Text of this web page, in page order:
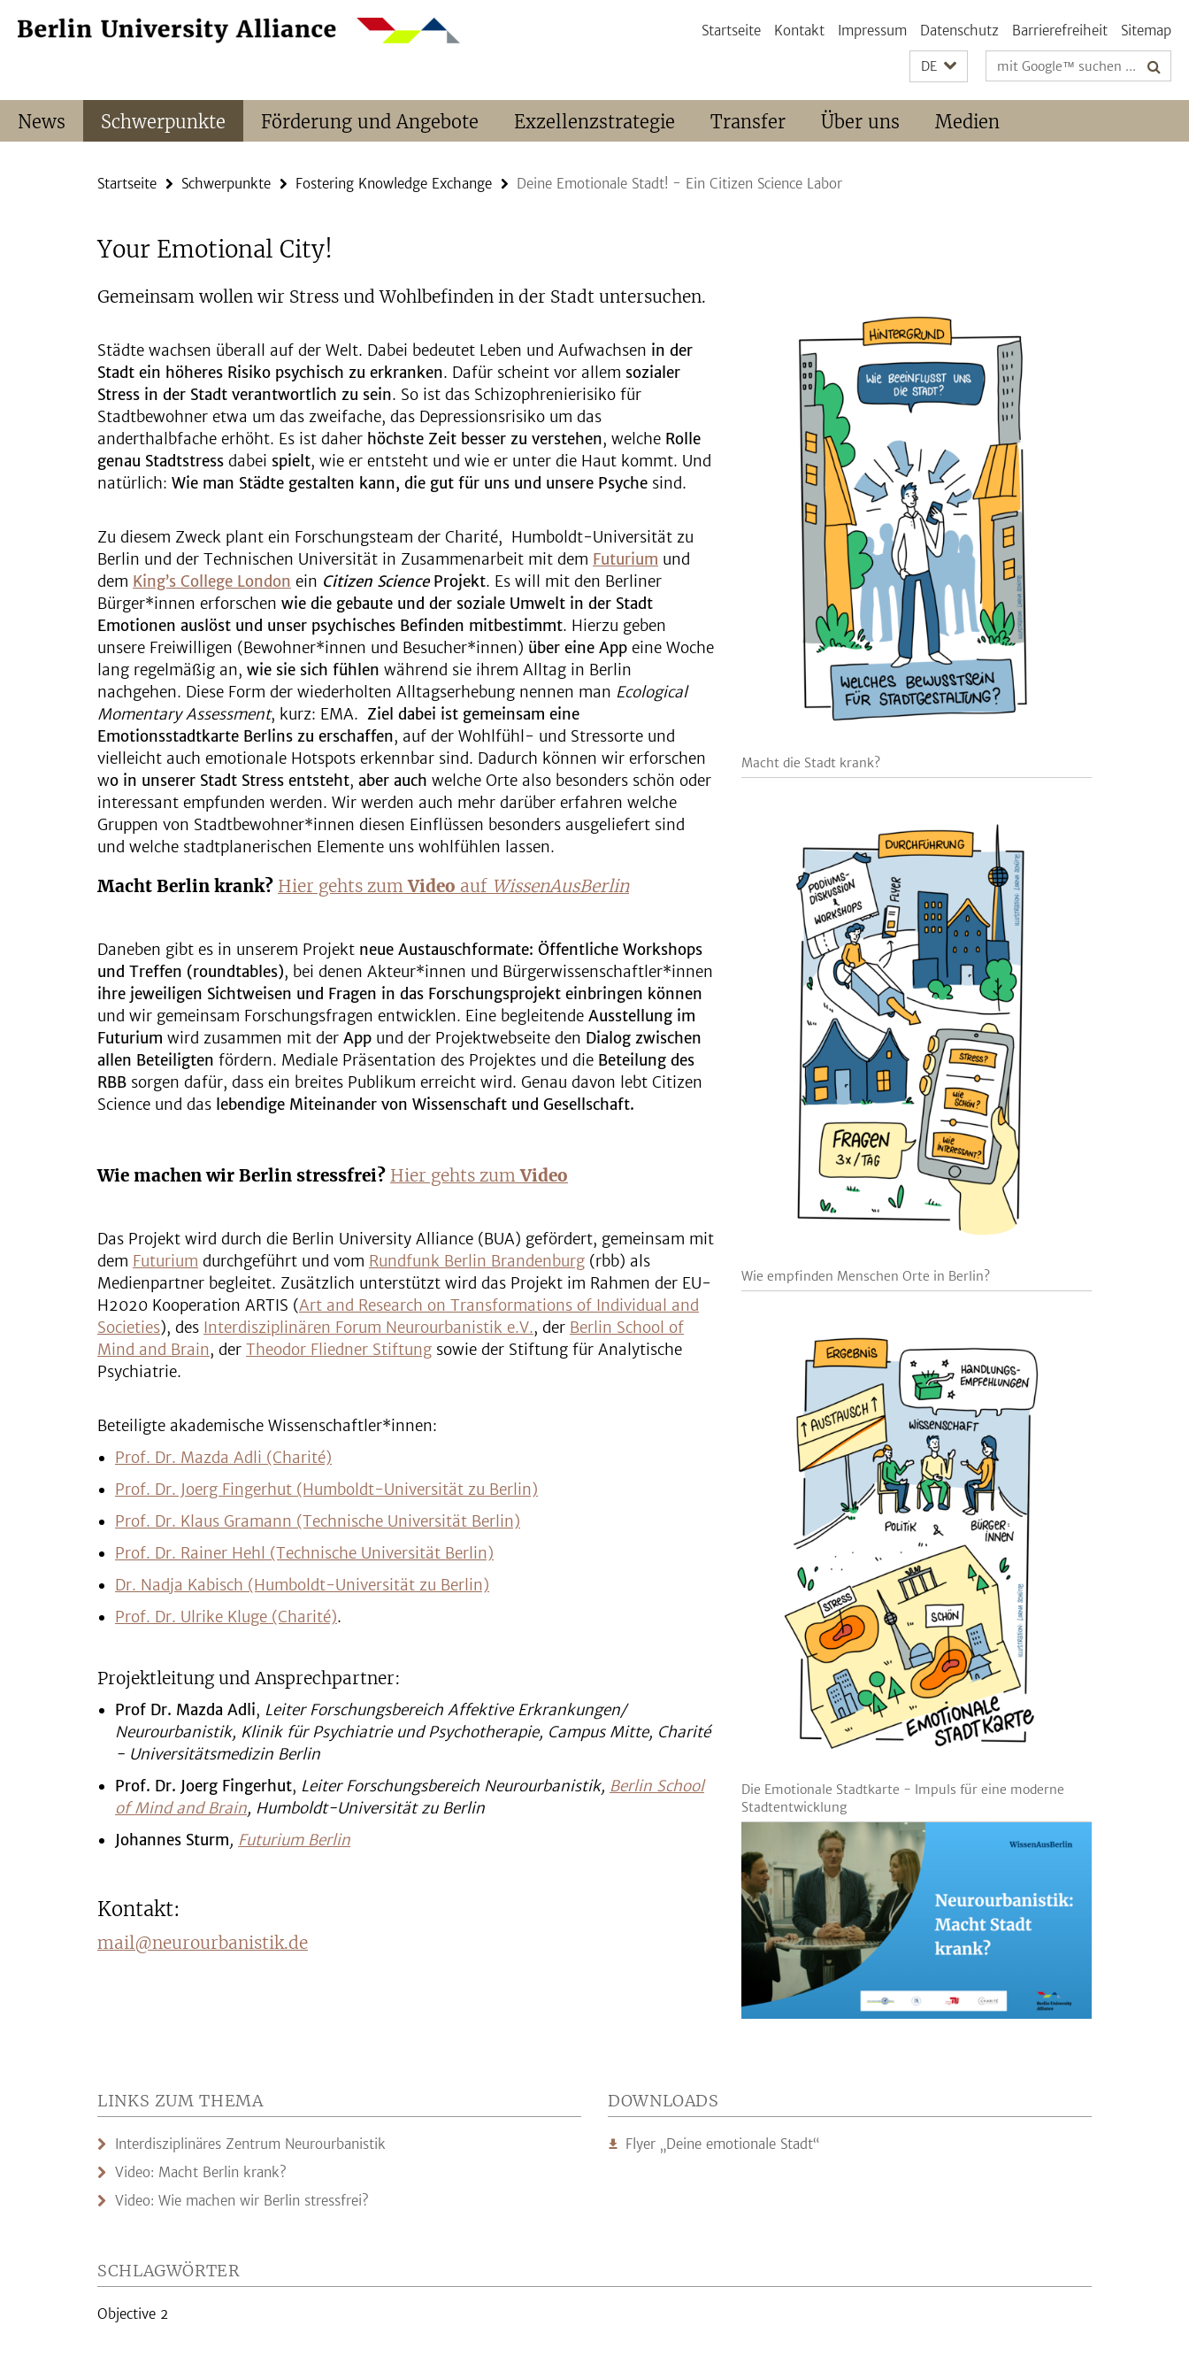
direkt
Service-
Startseite Kontakt Impressum Datenschutz Barrierefreiheit Sitemap
DE Suchbegriffe
News Schwerpunkte Förderung und Angebote Exzellenzstrategie Transfer Über uns Medien
Startseite Schwerpunkte Fostering Knowledge Exchange Deine Emotionale Stadt! - Ein Citizen Science Labor
Your Emotional City!
Macht die Stadt krank?
Wie empfinden Menschen Orte in Berlin?
Die Emotionale Stadtkarte - Impuls für eine moderne
Stadtentwicklung
Gemeinsam wollen wir Stress und Wohlbefinden in der Stadt untersuchen.
Städte wachsen überall auf der Welt. Dabei bedeutet Leben und Aufwachsen in der
Stadt ein höheres Risiko psychisch zu erkranken. Dafür scheint vor allem sozialer
Stress in der Stadt verantwortlich zu sein. So ist das Schizophrenierisiko für
Stadtbewohner etwa um das zweifache, das Depressionsrisiko um das
anderthalbfache erhöht. Es ist daher höchste Zeit besser zu verstehen, welche Rolle
genau Stadtstress dabei spielt, wie er entsteht und wie er unter die Haut kommt. Und
natürlich: Wie man Städte gestalten kann, die gut für uns und unsere Psyche sind.
Zu diesem Zweck plant ein Forschungsteam der Charité, Humboldt-Universität zu
Berlin und der Technischen Universität in Zusammenarbeit mit dem Futurium und
dem King’s College London ein Citizen ScienceProjekt. Es will mit den Berliner
Bürger*innen erforschen wie die gebaute und der soziale Umwelt in der Stadt
Emotionen auslöst und unser psychisches Befinden mitbestimmt. Hierzu geben
unsere Freiwilligen (Bewohner*innen und Besucher*innen) über eine App eine Woche
lang regelmäßig an, wie sie sich fühlen während sie ihrem Alltag in Berlin
nachgehen. Diese Form der wiederholten Alltagserhebung nennen man Ecological
Momentary Assessment, kurz: EMA. Ziel dabei ist gemeinsam eine
Emotionsstadtkarte Berlins zu erschaffen, auf der Wohlfühl- und Stressorte und
vielleicht auch emotionale Hotspots erkennbar sind. Dadurch können wir erforschen
wo in unserer Stadt Stress entsteht, aber auch welche Orte also besonders schön oder
interessant empfunden werden. Wir werden auch mehr darüber erfahren welche
Gruppen von Stadtbewohner*innen diesen Einflüssen besonders ausgeliefert sind
und welche stadtplanerischen Elemente uns wohlfühlen lassen.
Macht Berlin krank? Hier gehts zumVideo auf WissenAusBerlin
Daneben gibt es in unserem Projekt neue Austauschformate: Öffentliche Workshops
und Treffen (roundtables), bei denen Akteur*innen und Bürgerwissenschaftler*innen
ihre jeweiligen Sichtweisen und Fragen in das Forschungsprojekt einbringen können
und wir gemeinsam Forschungsfragen entwicklen. Eine begleitende Ausstellung im
Futurium wird zusammen mit der App und der Projektwebseite den Dialog zwischen
allen Beteiligten fördern. Mediale Präsentation des Projektes und die Beteilung des
RBB sorgen dafür, dass ein breites Publikum erreicht wird. Genau davon lebt Citizen
Science und das lebendige Miteinander von Wissenschaft und Gesellschaft.
Wie machen wir Berlin stressfrei? Hier gehts zumVideo
Das Projekt wird durch die Berlin University Alliance (BUA) gefördert, gemeinsam mit
dem Futurium durchgeführt und vom Rundfunk Berlin Brandenburg (rbb) als
Medienpartner begleitet. Zusätzlich unterstützt wird das Projekt im Rahmen der EU-
H2020 Kooperation ARTIS (Art and Research on Transformations of Individual and
Societies), des Interdisziplinären Forum Neurourbanistik e.V., der Berlin School of
Mind and Brain, der Theodor Fliedner Stiftung sowie der Stiftung für Analytische
Psychiatrie.
Beteiligte akademische Wissenschaftler*innen:
Prof. Dr. Mazda Adli (Charité)
Prof. Dr. Joerg Fingerhut (Humboldt-Universität zu Berlin)
Prof. Dr. Klaus Gramann (Technische Universität Berlin)
Prof. Dr. Rainer Hehl (Technische Universität Berlin)
Dr. Nadja Kabisch (Humboldt-Universität zu Berlin)
Prof. Dr. Ulrike Kluge (Charité).
Projektleitung und Ansprechpartner:
Prof Dr. Mazda Adli, Leiter Forschungsbereich Affektive Erkrankungen/
Neurourbanistik, Klinik für Psychiatrie und Psychotherapie, Campus Mitte, Charité
- Universitätsmedizin Berlin
Prof. Dr. Joerg Fingerhut, Leiter Forschungsbereich Neurourbanistik, Berlin School
of Mind and Brain, Humboldt-Universität zu Berlin
Johannes Sturm, Futurium Berlin
Kontakt:
mail@neurourbanistik.de
LINKS ZUM THEMA
Interdisziplinäres Zentrum Neurourbanistik
Video: Macht Berlin krank?
Video: Wie machen wir Berlin stressfrei?
DOWNLOADS
Flyer „Deine emotionale Stadt“
SCHLAGWÖRTER
Objective 2